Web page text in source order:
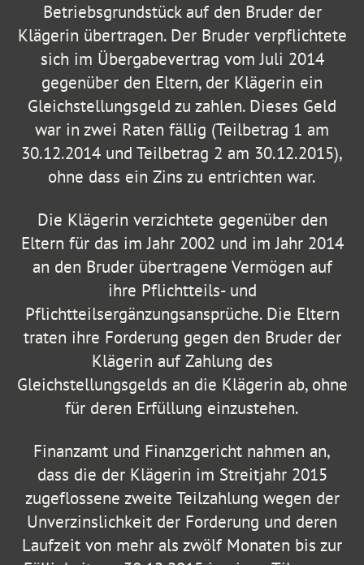
Betriebsgrundstück auf den Bruder der
Klägerin übertragen. Der Bruder verpflichtete
sich im Übergabevertrag vom Juli 2014
gegenüber den Eltern, der Klägerin ein
Gleichstellungsgeld zu zahlen. Dieses Geld
war in zwei Raten fällig (Teilbetrag 1 am
30.12.2014 und Teilbetrag 2 am 30.12.2015),
ohne dass ein Zins zu entrichten war.
Die Klägerin verzichtete gegenüber den
Eltern für das im Jahr 2002 und im Jahr 2014
an den Bruder übertragene Vermögen auf
ihre Pflichtteils- und
Pflichtteilsergänzungsansprüche. Die Eltern
traten ihre Forderung gegen den Bruder der
Klägerin auf Zahlung des
Gleichstellungsgelds an die Klägerin ab, ohne
für deren Erfüllung einzustehen.
Finanzamt und Finanzgericht nahmen an,
dass die der Klägerin im Streitjahr 2015
zugeflossene zweite Teilzahlung wegen der
Unverzinslichkeit der Forderung und deren
Laufzeit von mehr als zwölf Monaten bis zur